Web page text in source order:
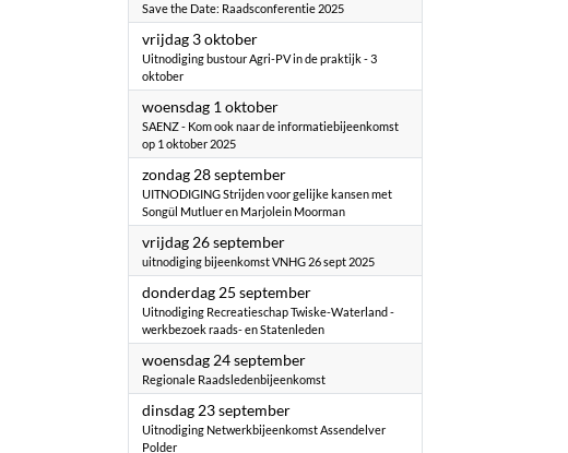
Save the Date: Raadsconferentie 2025
vrijdag 3 oktober2025
Uitnodiging bustour Agri-PV in de praktijk - 3
oktober
woensdag 1 oktober2025
SAENZ - Kom ook naar de informatiebijeenkomst
op 1 oktober 2025
zondag 28 september2025
UITNODIGING Strijden voor gelijke kansen met
Songül Mutluer en Marjolein Moorman
vrijdag 26 september2025
uitnodiging bijeenkomst VNHG 26 sept 2025
donderdag 25 september2025
Uitnodiging Recreatieschap Twiske-Waterland -
werkbezoek raads- en Statenleden
woensdag 24 september2025
Regionale Raadsledenbijeenkomst
dinsdag 23 september2025
Uitnodiging Netwerkbijeenkomst Assendelver
Polder